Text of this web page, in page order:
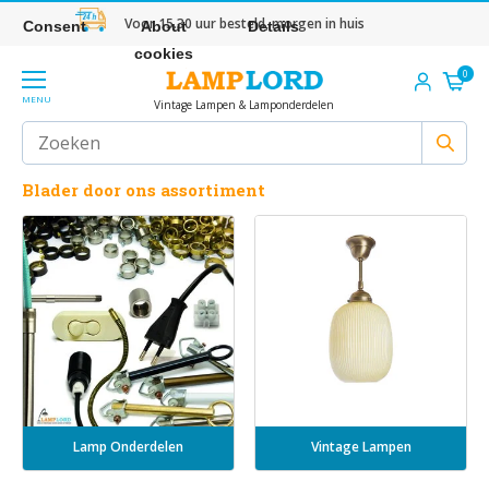
Voor 15.30 uur besteld, morgen in huis
MENU Vintage Lampen & Lamponderdelen
0
Blader door ons assortiment
Lamp Onderdelen Vintage Lampen
Consent
About
cookies
Details